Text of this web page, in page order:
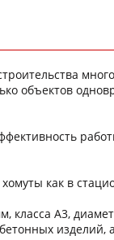
объектов
хомуты как в
класса А3,